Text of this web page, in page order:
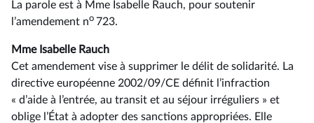
La parole est à Mme Isabelle Rauch, pour soutenir
l’amendement no 723.
Mme Isabelle Rauch
Cet amendement vise à supprimer le délit de solidarité. La
directive européenne 2002/09/CE définit l’infraction
« d’aide à l’entrée, au transit et au séjour irréguliers » et
oblige l’État à adopter des sanctions appropriées. Elle